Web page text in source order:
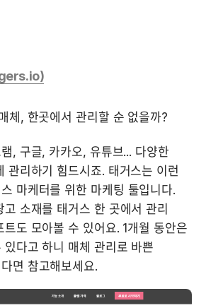
체, 한곳에서 관리할 순 없을까?
, 구글, 카카오, 유튜브... 다양한
관리하기 힘드시죠. 태거스는 이런
마케터를 위한 마케팅 툴입니다.
소재를 태거스 한 곳에서 관리
도 모아볼 수 있어요. 1개월 동안은
다고 하니 매체 관리로 바쁜